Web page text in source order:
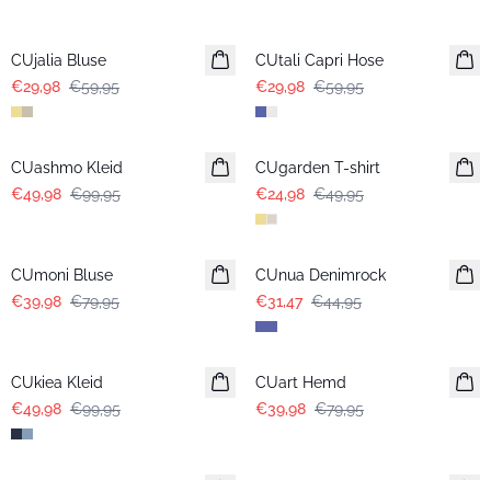
CUjalia Bluse
€29,98 €59,95
CUtali Capri Hose
€29,98 €59,95
-50%
CUashmo Kleid
€49,98 €99,95
-50%
CUgarden T-shirt
€24,98 €49,95
CUmoni Bluse
€39,98 €79,95
-30%
CUnua Denimrock
€31,47 €44,95
CUkiea Kleid
€49,98 €99,95
-50%
CUart Hemd
€39,98 €79,95
-50%